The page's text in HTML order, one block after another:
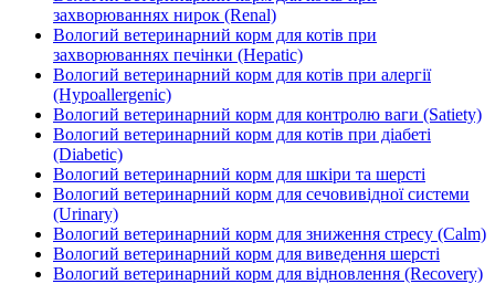
захворюваннях нирок (Renal)
Вологий ветеринарний корм для котів при
захворюваннях печінки (Hepatic)
Вологий ветеринарний корм для котів при алергії
(Hypoallergenic)
Вологий ветеринарний корм для контролю ваги (Satiety)
Вологий ветеринарний корм для котів при діабеті
(Diabetic)
Вологий ветеринарний корм для шкіри та шерсті
Вологий ветеринарний корм для сечовивідної системи
(Urinary)
Вологий ветеринарний корм для зниження стресу (Calm)
Вологий ветеринарний корм для виведення шерсті
Вологий ветеринарний корм для відновлення (Recovery)